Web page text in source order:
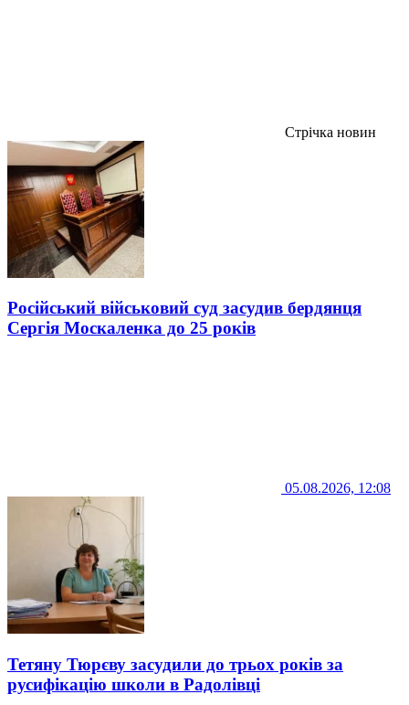
Стрічка новин
Російський військовий суд засудив бердянця
Сергія Москаленка до 25 років
05.08.2026, 12:08
Тетяну Тюрєву засудили до трьох років за
русифікацію школи в Радолівці